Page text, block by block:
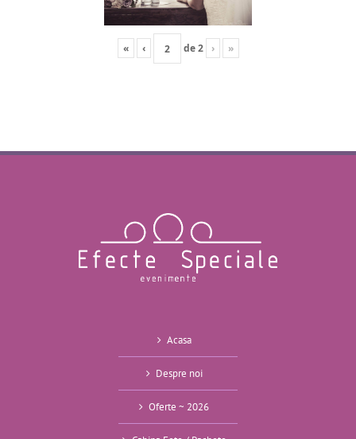
« ‹ de2 › »
Acasa
Despre noi
Oferte ~ 2026